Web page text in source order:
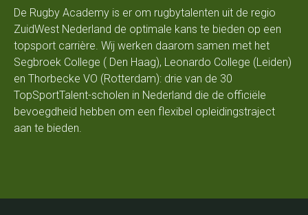
De Rugby Academy is er om rugbytalenten uit de regio
ZuidWest Nederland de optimale kans te bieden op een
topsport carrière. Wij werken daarom samen met het
Segbroek College ( Den Haag), Leonardo College (Leiden)
en Thorbecke VO (Rotterdam): drie van de 30
TopSportTalent-scholen in Nederland die de officiële
bevoegdheid hebben om een flexibel opleidingstraject
aan te bieden.